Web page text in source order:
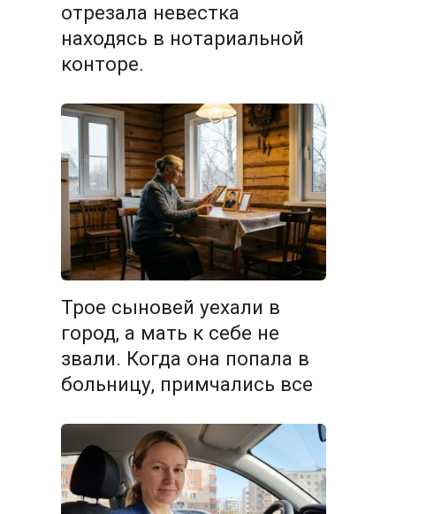
отрезала невестка
находясь в нотариальной
конторе.
Трое сыновей уехали в
город, а мать к себе не
звали. Когда она попала в
больницу, примчались все